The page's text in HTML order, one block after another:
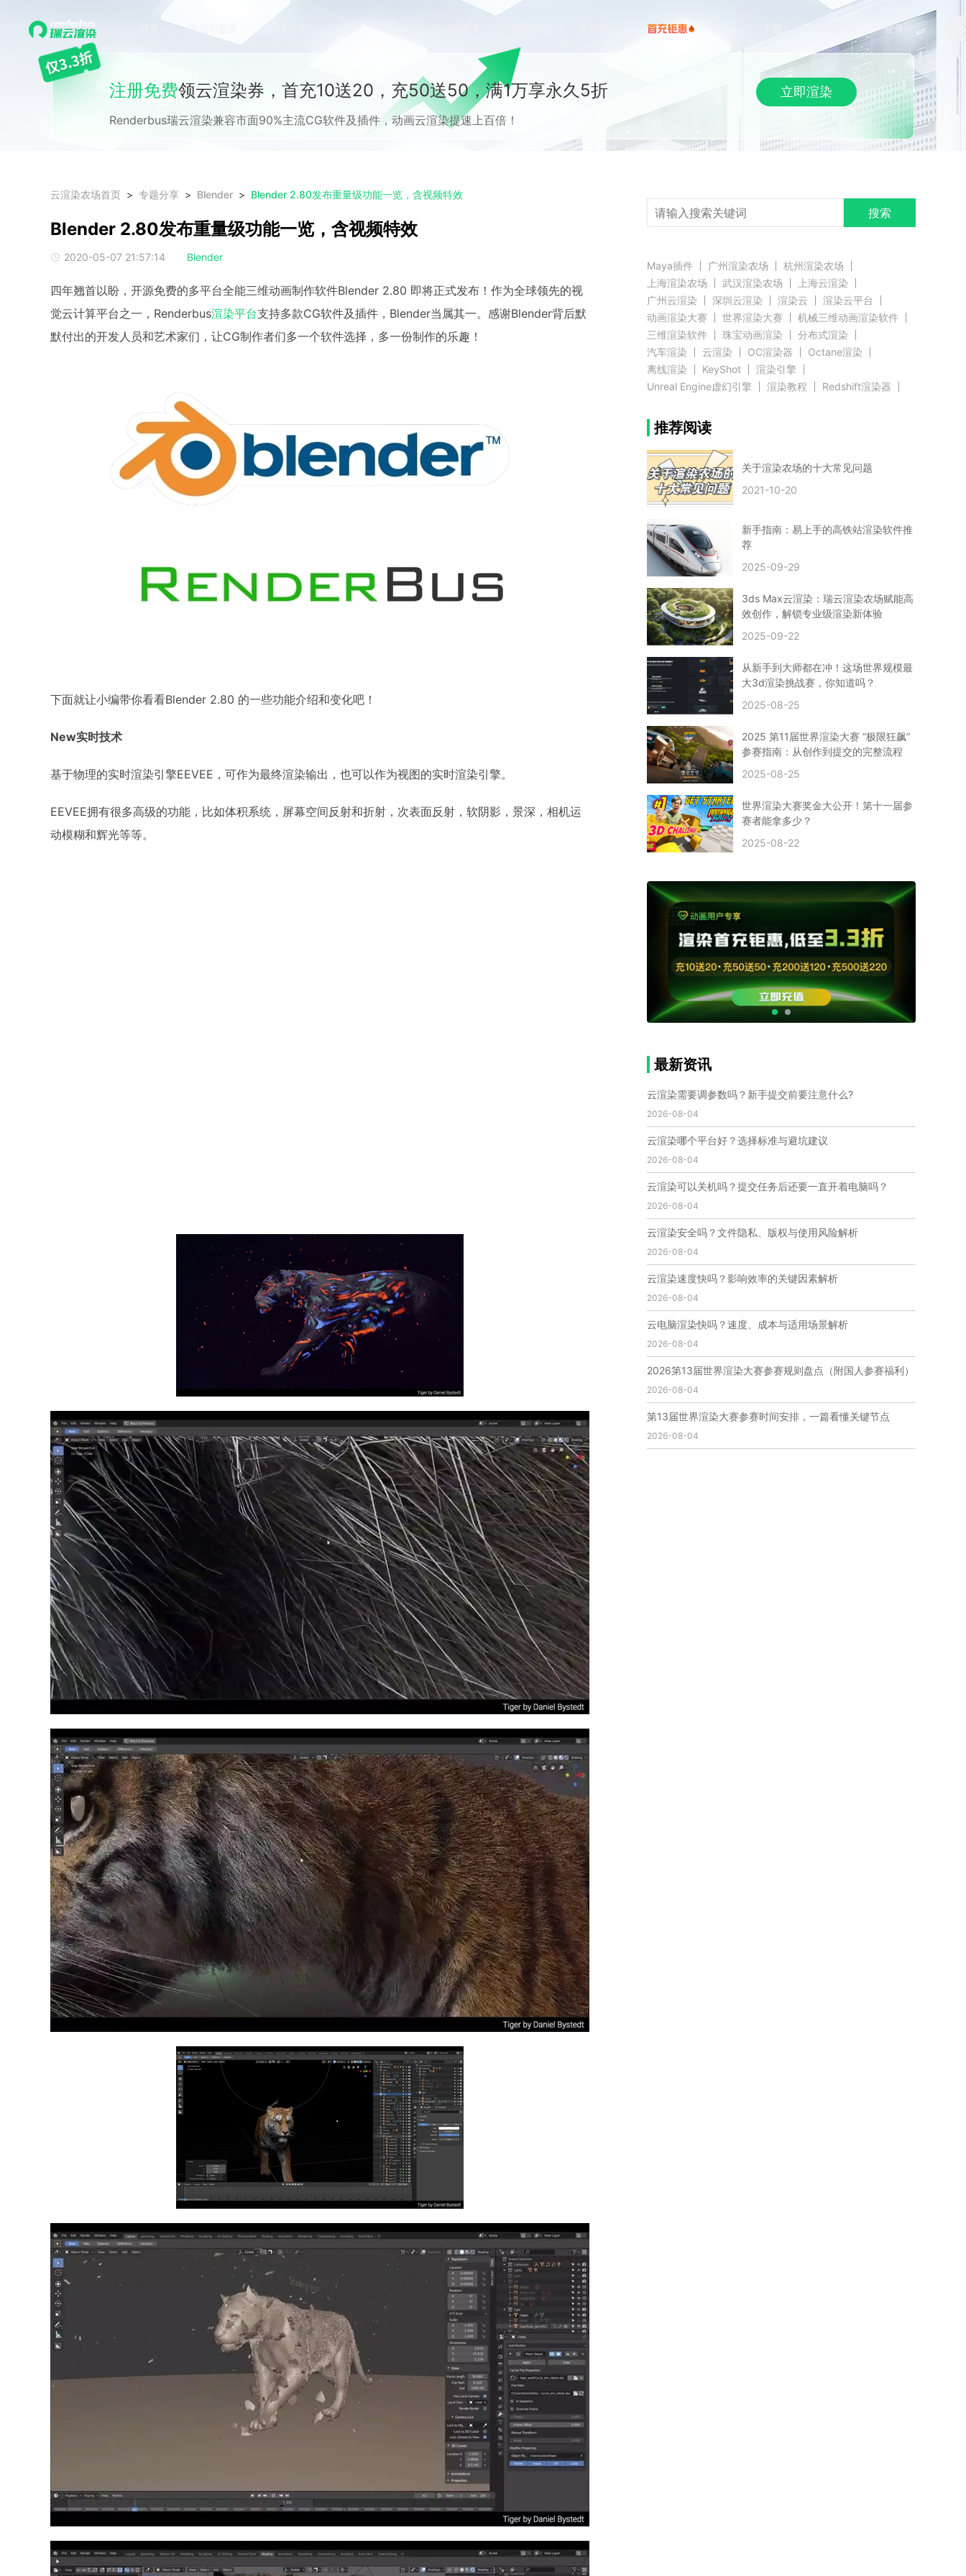
产品与服务 登录
注册免费领云渲染券，首充10送20，充50送50，满1万享永久5折
Renderbus瑞云渲染兼容市面90%主流CG软件及插件，动画云渲染提速上百倍！
立即渲染
云渲染农场首页 专题分享 Blender Blender 2.80发布重量级功能一览，含视频特效
Blender 2.80发布重量级功能一览，含视频特效
2020-05-07 21:57:14 Blender
四年翘首以盼，开源免费的多平台全能三维动画制作软件Blender 2.80 即将正式发布！作为全球领先的视
觉云计算平台之一，Renderbus渲染平台支持多款CG软件及插件，Blender当属其一。感谢Blender背后默
默付出的开发人员和艺术家们，让CG制作者们多一个软件选择，多一份制作的乐趣！
下面就让小编带你看看Blender 2.80 的一些功能介绍和变化吧！
New实时技术
基于物理的实时渲染引擎EEVEE，可作为最终渲染输出，也可以作为视图的实时渲染引擎。
EEVEE拥有很多高级的功能，比如体积系统，屏幕空间反射和折射，次表面反射，软阴影，景深，相机运
动模糊和辉光等等。
搜索
Maya插件 广州渲染农场
杭州渲染农场
上海渲染农场
武汉渲染农场
上海云渲染
广州云渲染
深圳云渲染 渲染云
渲染云平台
动画渲染大赛
世界渲染大赛
机械三维动画渲染软件
三维渲染软件
珠宝动画渲染
分布式渲染
汽车渲染
云渲染 OC渲染器
Octane渲染
离线渲染
KeyShot
渲染引擎
Unreal Engine虚幻引擎
渲染教程
Redshift渲染器
推荐阅读
3D模型教程
云渲染农场使用教程
渲染图黑色
云渲染农场价格
建筑效果图渲染
渲染速度慢
贴图教程
CG角色制作心得
动画渲染 在线渲染
渲染技巧
雕刻3D模型
Blender云端渲染
maya渲染 CG动画
动画制作
Blender
CG渲染 渲染农场
3dmax云端渲染
渲染图
CG原画
clarisse教程
拟真人物制作 实时渲染
视觉效果
视觉特效
特效 VRay制作案例
VFX案例
手动渲染农场
云渲染小课堂
CPU渲染
Arnold案例
vr渲染器
效果图渲染 免费云渲染
Autodesk
2D转3D
SU渲染 圣诞短片
风暴幽灵船
云渲染大咖专访
CG电影云渲染案例
Houdini建模案例
CG人物制作
Maya基础知识
Blender渲染技巧
3ds Max资讯
3ds Max教程
CG软件资讯
3d云渲染
3dmax渲染
Substance Painter
vray网络渲染
SAAS渲染农场
Lumion
ZBrush技巧
SketchUp教程
3dmax 渲染慢
渲染卡顿
云渲染怎么收费
纹理渲染
全局光引擎
渲染溢色
EEVEE渲染器
Cycles渲染器
C4D教程
Corona降噪器
奥斯卡
人物建模渲染
在线建模渲染
北京渲染农场
成都动画渲染
免费渲染农场
网络渲染农场
个人渲染农场
小型渲染农场
自建渲染农场
视频渲染农场
渲染农场软件
cpu渲染农场
渲染农场费用
渲染农场下载
模型软件
建模渲染软件
三维建模渲染
3d建模渲染
云渲染农场
C4D渲染农场
渲染农场收费
云渲染农场价格
瑞云渲染农场价格
动画渲染农场
第十一届世界渲染大赛
世界渲染大赛时间
世界渲染大赛官网
国际渲染大赛
国际渲染大赛排名
世界渲染大赛软件
瑞云官网
瑞云科技 端云
瑞云渲染官网
网络渲染软件
云渲染服务
云渲染怎么收费
云渲染怎么用
云渲染技术
云渲染原理 云渲染插件
云渲染软件
云渲染引擎
云渲染主机
云渲染软件厂家
免费云渲染
云渲染网站
云渲染收费 云渲染厂家
云渲染厂商
瑞云渲染大赛
3d渲染大赛
CG动画渲染大赛
瑞云渲染大赛报名页
瑞云渲染大赛奖项
瑞云渲染大赛历届大赛回顾
云渲染电脑
云渲染配置 云主机渲染
视频云渲染
实时渲染云
推荐阅读
关于渲染农场的十大常见问题
2021-10-20
新手指南：易上手的高铁站渲染软件推
荐
2025-09-29
3ds Max云渲染：瑞云渲染农场赋能高
效创作，解锁专业级渲染新体验
2025-09-22
从新手到大师都在冲！这场世界规模最
大3d渲染挑战赛，你知道吗？
2025-08-25
2025 第11届世界渲染大赛 “极限狂飙”
参赛指南：从创作到提交的完整流程
2025-08-25
世界渲染大赛奖金大公开！第十一届参
赛者能拿多少？
2025-08-22
最新资讯
云渲染需要调参数吗？新手提交前要注意什么?
2026-08-04
云渲染哪个平台好？选择标准与避坑建议
2026-08-04
云渲染可以关机吗？提交任务后还要一直开着电脑吗？
2026-08-04
云渲染安全吗？文件隐私、版权与使用风险解析
2026-08-04
云渲染速度快吗？影响效率的关键因素解析
2026-08-04
云电脑渲染快吗？速度、成本与适用场景解析
2026-08-04
2026第13届世界渲染大赛参赛规则盘点（附国人参赛福利）
2026-08-04
第13届世界渲染大赛参赛时间安排，一篇看懂关键节点
2026-08-04